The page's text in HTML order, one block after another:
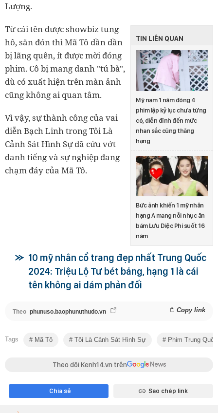
Lượng.
TIN LIÊN QUAN
Mỹ nam 1 năm đóng 4
phim lập kỷ lục chưa từng
có, diễn đỉnh đến mức
nhan sắc cũng thăng
hạng
Bức ảnh khiến 1 mỹ nhân
hạng A mang nỗi nhục ăn
bám Lưu Diệc Phi suốt 16
năm
Từ cái tên được showbiz tung
hô, săn đón thì Mã Tô dần dần
bị lãng quên, ít được mời đóng
phim. Cô bị mang danh "tú bà",
dù có xuất hiện trên màn ảnh
cũng không ai quan tâm.
Vì vậy, sự thành công của vai
diễn Bạch Linh trong Tôi Là
Cảnh Sát Hình Sự đã cứu vớt
danh tiếng và sự nghiệp đang
chạm đáy của Mã Tô.
10 mỹ nhân cổ trang đẹp nhất Trung Quốc
2024: Triệu Lộ Tư bét bảng, hạng 1 là cái
tên không ai dám phản đối
Theo phunuso.baophunuthudo.vn Copy link
Tags Mã Tô Tôi Là Cảnh Sát Hình Sự Phim Trung Quốc
Theo dõi Kenh14.vn trên
Chia sẻ Sao chép link